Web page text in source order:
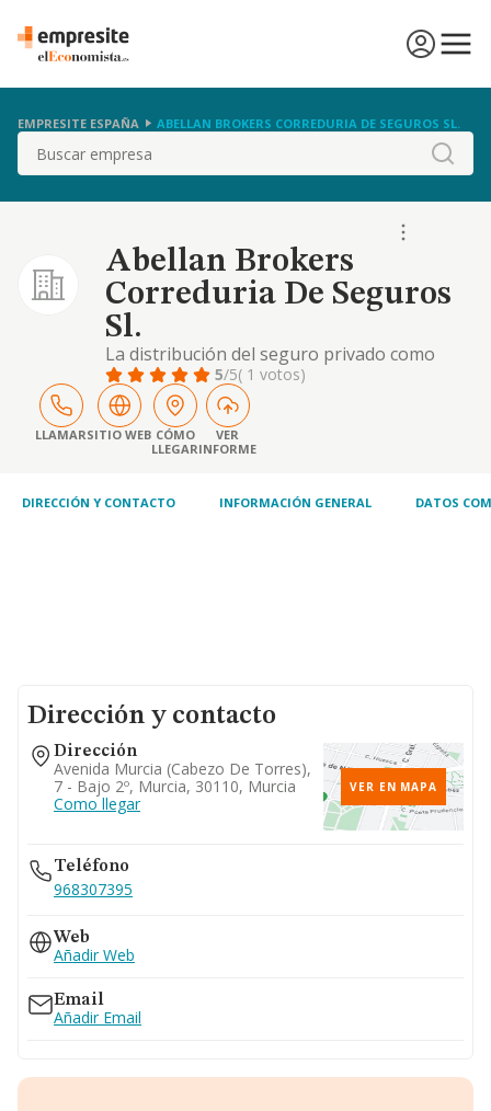
EMPRESITE ESPAÑA ABELLAN BROKERS CORREDURIA DE SEGUROS SL.
Buscar
Abellan Brokers
Correduria De Seguros
Sl.
La distribución del seguro privado como
correduría de seguros, con sometimiento a
la legislación específica que regula esta
materia.
5/5( 1 votos)
LLAMARSITIO WEB CÓMO
LLEGAR
VER
INFORME
DIRECCIÓN Y CONTACTO INFORMACIÓN GENERAL DATOS
Dirección y contacto
Dirección
Avenida Murcia (cabezo De Torres),
7 - Bajo 2º, Murcia, 30110, Murcia
Como llegar
VER EN MAPA
Teléfono
968307395
Web
Añadir Web
Email
Añadir Email